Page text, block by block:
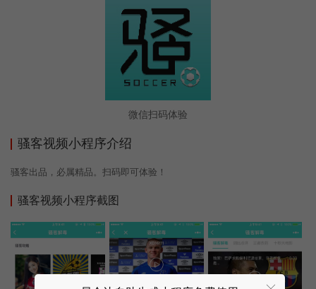
微信扫码体验
骚客视频小程序介绍
骚客出品，必属精品。扫码即可体验！
骚客视频小程序截图